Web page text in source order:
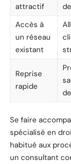
attractif
Accès à
un réseau
existant
Reprise
rapide
Se faire
spécialisé en
habitué aux
un consultant